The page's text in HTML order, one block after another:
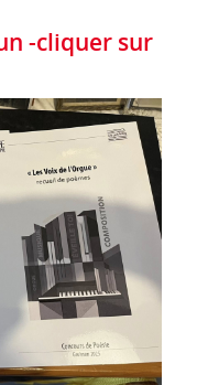
-cliquer sur